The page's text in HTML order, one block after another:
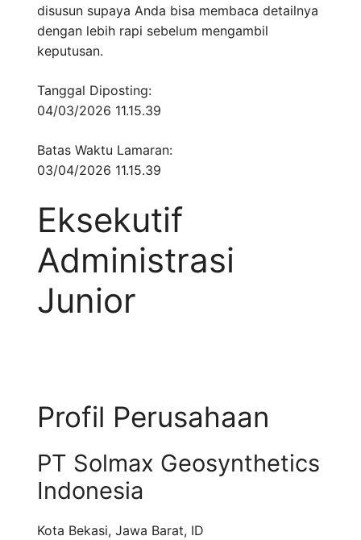
disusun supaya Anda bisa membaca detailnya
dengan lebih rapi sebelum mengambil
keputusan.
Tanggal Diposting:
04/03/2026 11.15.39
Batas Waktu Lamaran:
03/04/2026 11.15.39
Eksekutif
Administrasi
Junior
Profil Perusahaan
PT Solmax Geosynthetics
Indonesia
Kota Bekasi, Jawa Barat, ID